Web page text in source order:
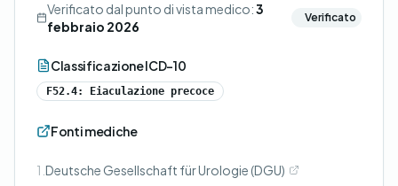
Verificato dal punto di vista medico:3
febbraio 2026
Verificato
Classificazione ICD-10
F52.4: Eiaculazione precoce
Fonti mediche
1. Deutsche Gesellschaft für Urologie (DGU)